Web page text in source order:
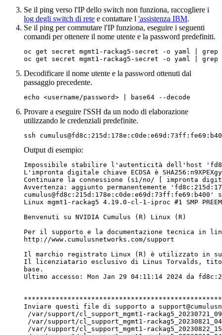
Se il ping verso l'IP dello switch non funziona, raccogliere i
log degli switch di rete e contattare l 'assistenza IBM.
Se il ping per commutare l'IP funziona, eseguire i seguenti
comandi per ottenere il nome utente e la password predefiniti.
oc get secret mgmt1-rackag5-secret -o yaml | grep
oc get secret mgmt1-rackag5-secret -o yaml | grep
Decodificare il nome utente e la password ottenuti dal
passaggio precedente.
echo <username/password> | base64 --decode
Provare a eseguire l'SSH da un nodo di elaborazione
utilizzando le credenziali predefinite.
Output di esempio:
Impossibile stabilire l'autenticità dell'host
L'impronta digitale chiave ECDSA è
Continuare la connessione (sì/no/ [ impronta
Avvertenza: aggiunto permanentemente
cumulus@fd8c:215d:178e:c0de:e69d:73ff:fe69:b400'
Linux mgmt1-rackag5 4.19.0-cl-1-iproc #1 SMP
Benvenuti su NVIDIA Cumulus (R) Linux (R)
Per il supporto e la documentazione tecnica in
http://www.cumulusnetworks.com/support
Il marchio registrato Linux (R) è utilizzato in
Il licenziatario esclusivo di Linus Torvalds,
base.
Ultimo accesso: Mon Jan 29 04:11:14 2024 da
Inviare questi file di supporto a
/var/support/cl_support_mgmt1-
/var/support/cl_support_mgmt1-
/var/support/cl_support_mgmt1-